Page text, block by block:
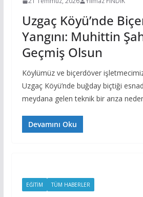
Uzgaç Köyü’nde
Yangını: Muhittin
Geçmiş Olsun
Köylümüz ve biçerdöver
Uzgaç Köyü’nde buğday biçtiği
meydana gelen teknik bir arıza
Devamını Oku
EĞITIM TÜM HABERLER